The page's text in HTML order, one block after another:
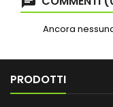
Ancora
PRODOTTI